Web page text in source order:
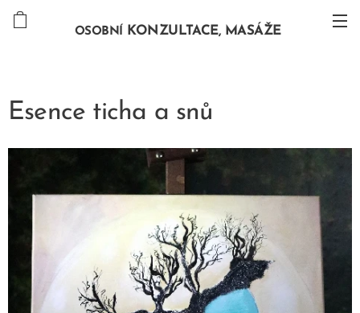
OSOBNÍ KONZULTACE, MASÁŽE
Esence ticha a snů